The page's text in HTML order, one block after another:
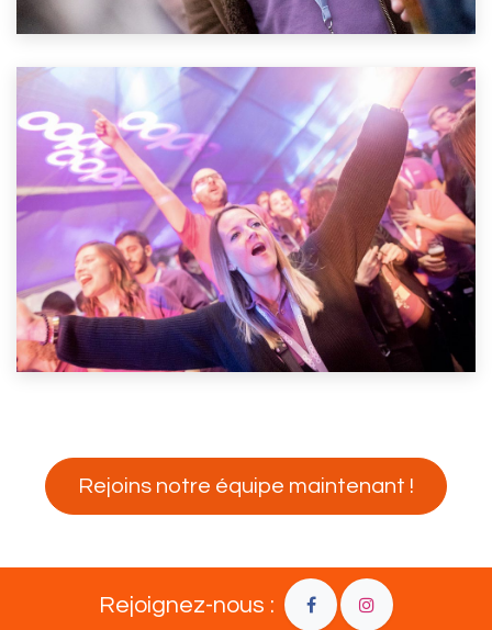
Rejoins notre équipe maintenant !
Rejoignez-nous :